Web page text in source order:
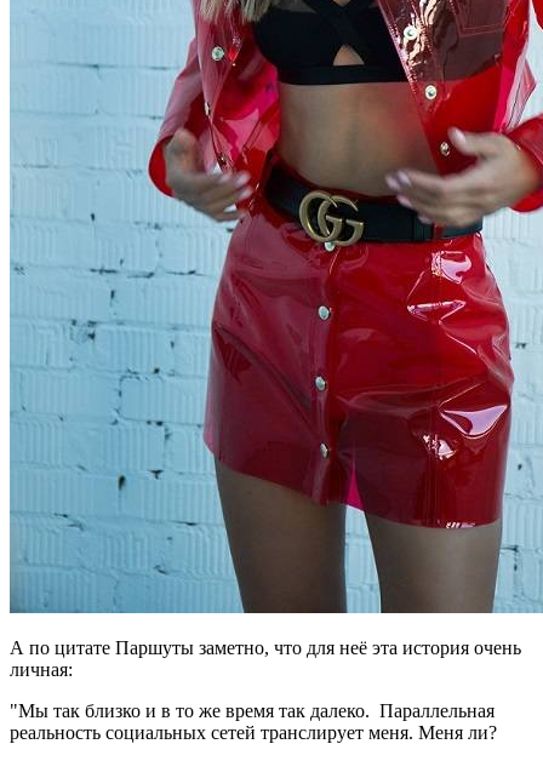
А по цитате Паршуты заметно, что для неё эта история очень
личная:
"Мы так близко и в то же время так далеко. Параллельная
реальность социальных сетей транслирует меня. Меня ли?